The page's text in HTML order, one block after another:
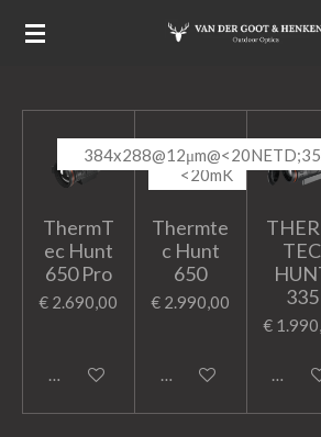
Ga
direct
Nieuw!
ThermT
ec Hunt
650 Pro
€ 2.690,00
In winkelwagen
640x512;
<20mK
Thermte
c Hunt
650
€ 2.990,00
In winkelwagen
TEC
335
€
In